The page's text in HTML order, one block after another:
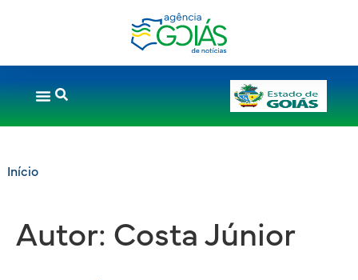
Início
Autor: Costa Júnior